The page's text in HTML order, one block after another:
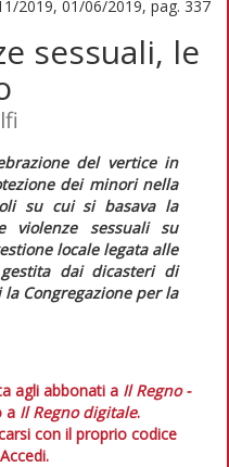
2019, 01/06/2019, pag. 337
sessuali, le
del vertice in
dei minori nella
su cui si basava la
violenze sessuali su
locale legata alle
dai dicasteri di
Congregazione per la
agli abbonati a Il Regno -
a Il Regno digitale.
con il proprio codice
Accedi.